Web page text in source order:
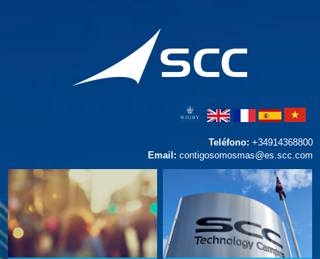
Teléfono: +34914368800
Email: contigosomosmas@es.scc.com